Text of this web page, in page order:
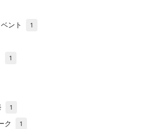
ント 1
1
1
ク 1